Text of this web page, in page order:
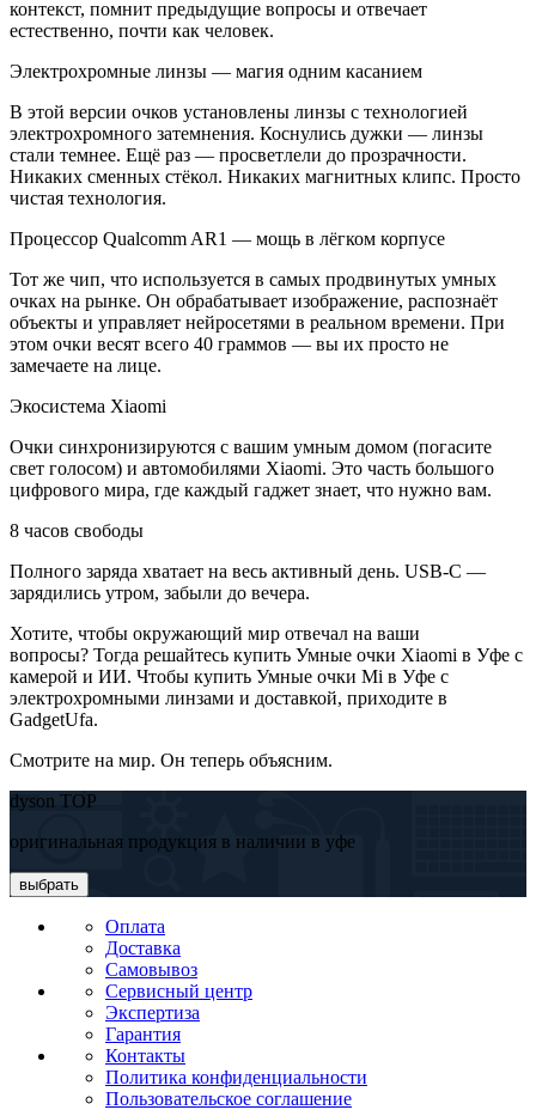
контекст, помнит предыдущие вопросы и отвечает
естественно, почти как человек.
Электрохромные линзы — магия одним касанием
В этой версии очков установлены линзы с технологией
электрохромного затемнения. Коснулись дужки — линзы
стали темнее. Ещё раз — просветлели до прозрачности.
Никаких сменных стёкол. Никаких магнитных клипс. Просто
чистая технология.
Процессор Qualcomm AR1 — мощь в лёгком корпусе
Тот же чип, что используется в самых продвинутых умных
очках на рынке. Он обрабатывает изображение, распознаёт
объекты и управляет нейросетями в реальном времени. При
этом очки весят всего 40 граммов — вы их просто не
замечаете на лице.
Экосистема Xiaomi
Очки синхронизируются с вашим умным домом (погасите
свет голосом) и автомобилями Xiaomi. Это часть большого
цифрового мира, где каждый гаджет знает, что нужно вам.
8 часов свободы
Полного заряда хватает на весь активный день. USB-C —
зарядились утром, забыли до вечера.
Хотите, чтобы окружающий мир отвечал на ваши
вопросы? Тогда решайтесь купить Умные очки Xiaomi в Уфе с
камерой и ИИ. Чтобы купить Умные очки Mi в Уфе с
электрохромными линзами и доставкой, приходите в
GadgetUfa.
Смотрите на мир. Он теперь объясним.
dyson TOP
оригинальная продукция в наличии в уфе
выбрать
Оплата
Доставка
Самовывоз
Сервисный центр
Экспертиза
Гарантия
Контакты
Политика конфиденциальности
Пользовательское соглашение